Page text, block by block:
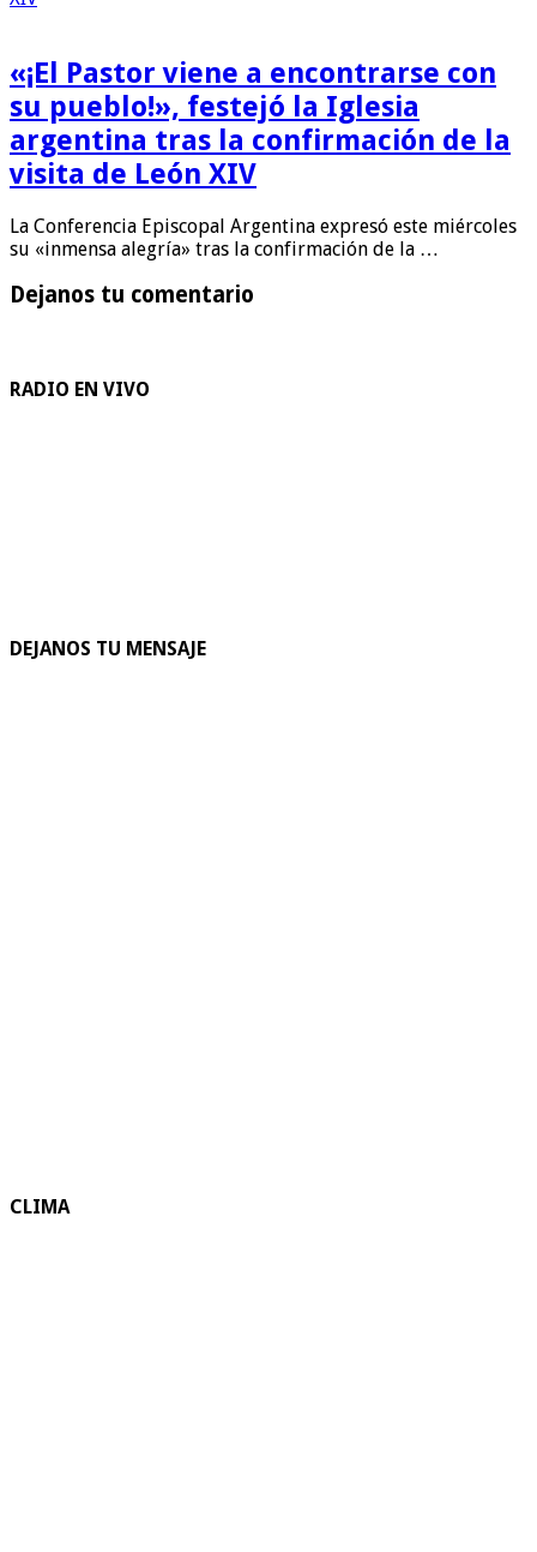
«¡El Pastor viene a encontrarse con
su pueblo!», festejó la Iglesia
argentina tras la confirmación de la
visita de León XIV
La Conferencia Episcopal Argentina expresó este miércoles
su «inmensa alegría» tras la confirmación de la …
Dejanos tu comentario
RADIO EN VIVO
DEJANOS TU MENSAJE
CLIMA